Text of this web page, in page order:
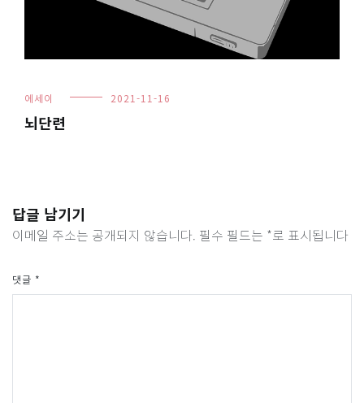
에세이 2021-11-16
뇌단련
답글 남기기
이메일 주소는 공개되지 않습니다. 필수 필드는 *로 표시됩니다
댓글 *